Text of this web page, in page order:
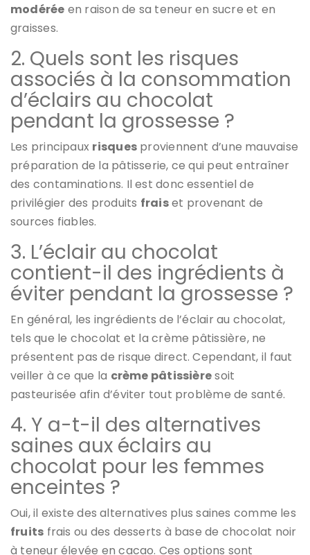
modérée en raison de sa teneur en sucre et en
graisses.
2. Quels sont les risques
associés à la consommation
d’éclairs au chocolat
pendant la grossesse ?
Les principaux risquesproviennent d’une mauvaise
préparation de la pâtisserie, ce qui peut entraîner
des contaminations. Il est donc essentiel de
privilégier des produits fraiset provenant de
sources fiables.
3. L’éclair au chocolat
contient-il des ingrédients à
éviter pendant la grossesse ?
En général, les ingrédients de l’éclair au chocolat,
tels que le chocolat et la crème pâtissière, ne
présentent pas de risque direct. Cependant, il faut
veiller à ce que la crème pâtissièresoit
pasteurisée afin d’éviter tout problème de santé.
4. Y a-t-il des alternatives
saines aux éclairs au
chocolat pour les femmes
enceintes ?
Oui, il existe des alternatives plus saines comme les
fruits frais ou des desserts à base de chocolat noir
à teneur élevée en cacao. Ces options sont